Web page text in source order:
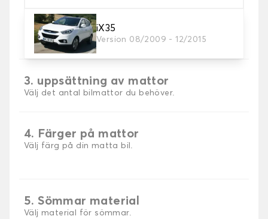
iX35
Version 08/2009 - 12/2015
2. Material
Välj material för din bilmatta.
3. uppsättning av mattor
Välj det antal bilmattor du behöver.
4. Färger på mattor
Välj färg på din matta bil.
5. Sömmar material
Välj material för sömmar.